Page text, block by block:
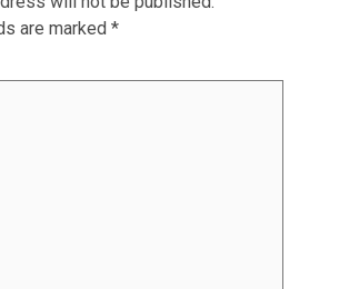
are marked *